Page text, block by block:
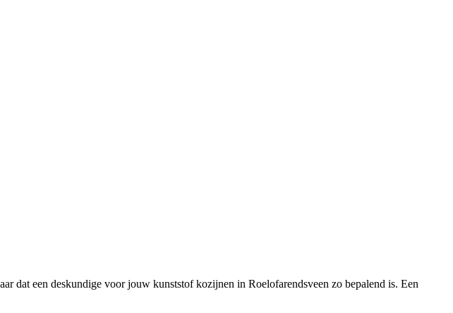
dat een deskundige voor jouw kunststof kozijnen in Roelofarendsveen zo bepalend is. Een